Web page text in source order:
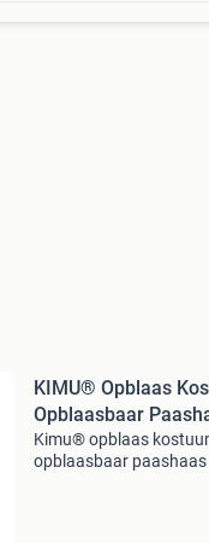
KIMU® Opblaas
Opblaasbaar
Kimu® opblaas
opblaasbaar